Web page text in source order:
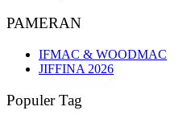
PAMERAN
IFMAC & WOODMAC
JIFFINA 2026
Populer Tag